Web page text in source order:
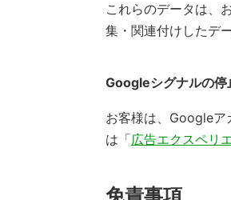
これらのデータは、
集・関連付けしたデ
Googleシグナルの停
お客様は、Googleア
は「広告エクスペリ